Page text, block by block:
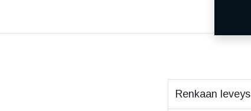
Renkaan leveys